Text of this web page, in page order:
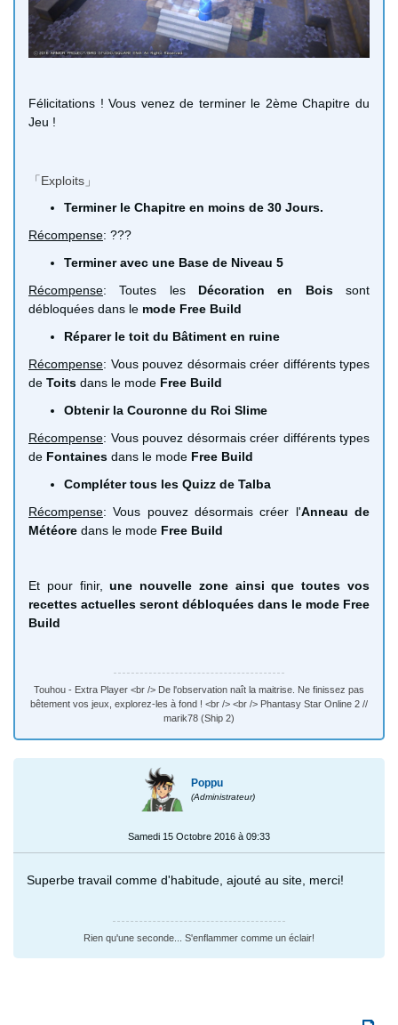
Félicitations ! Vous venez de terminer le 2ème Chapitre du
Jeu !
「Exploits」
Terminer le Chapitre en moins de 30 Jours.
Récompense: ???
Terminer avec une Base de Niveau 5
Récompense: Toutes les Décoration en Boissont
débloquées dans le mode Free Build
Réparer le toit du Bâtiment en ruine
Récompense: Vous pouvez désormais créer différents types
de Toits dans le mode Free Build
Obtenir la Couronne du Roi Slime
Récompense: Vous pouvez désormais créer différents types
de Fontaines dans le mode Free Build
Compléter tous les Quizz de Talba
Récompense: Vous pouvez désormais créer l'Anneau de
Météore dans le mode Free Build
Et pour finir,une nouvelle zone ainsi que toutes vos
recettes actuelles seront débloquées dans le mode Free
Build
Touhou - Extra Player <br /> De l'observation naît la maitrise. Ne finissez pas
bêtement vos jeux, explorez-les à fond ! <br /> <br /> Phantasy Star Online 2 //
marik78 (Ship 2)
Poppu
(Administrateur)
Samedi 15 Octobre 2016 à 09:33
Superbe travail comme d'habitude, ajouté au site, merci!
Rien qu'une seconde... S'enflammer comme un éclair!